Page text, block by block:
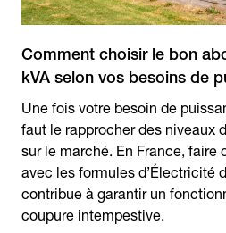
Comment choisir le bon
kVA selon vos besoins de
Une fois votre besoin de
faut le rapprocher des niveaux
sur le marché. En France, faire
avec les formules d’Électricité
contribue à garantir un
coupure intempestive.